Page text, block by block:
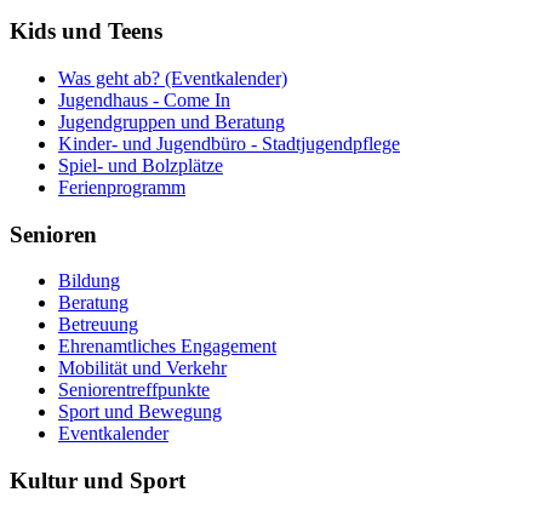
Kids und Teens
Was geht ab? (Eventkalender)
Jugendhaus - Come In
Jugendgruppen und Beratung
Kinder- und Jugendbüro - Stadtjugendpflege
Spiel- und Bolzplätze
Ferienprogramm
Senioren
Bildung
Beratung
Betreuung
Ehrenamtliches Engagement
Mobilität und Verkehr
Seniorentreffpunkte
Sport und Bewegung
Eventkalender
Kultur und Sport